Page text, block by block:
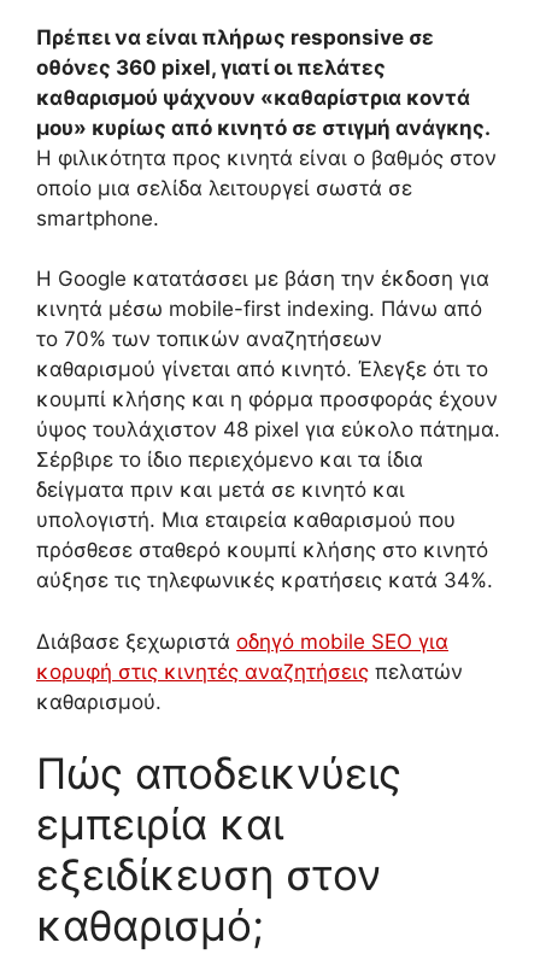
Πρέπει να είναι πλήρως responsive σε
οθόνες 360 pixel, γιατί οι πελάτες
καθαρισμού ψάχνουν «καθαρίστρια κοντά
μου» κυρίως από κινητό σε στιγμή ανάγκης.
Η φιλικότητα προς κινητά είναι ο βαθμός στον
οποίο μια σελίδα λειτουργεί σωστά σε
smartphone.
Η Google κατατάσσει με βάση την έκδοση για
κινητά μέσω mobile-first indexing. Πάνω από
το 70% των τοπικών αναζητήσεων
καθαρισμού γίνεται από κινητό. Έλεγξε ότι το
κουμπί κλήσης και η φόρμα προσφοράς έχουν
ύψος τουλάχιστον 48 pixel για εύκολο πάτημα.
Σέρβιρε το ίδιο περιεχόμενο και τα ίδια
δείγματα πριν και μετά σε κινητό και
υπολογιστή. Μια εταιρεία καθαρισμού που
πρόσθεσε σταθερό κουμπί κλήσης στο κινητό
αύξησε τις τηλεφωνικές κρατήσεις κατά 34%.
Διάβασε ξεχωριστά οδηγό mobile SEO για
κορυφή στις κινητές αναζητήσεις πελατών
καθαρισμού.
Πώς αποδεικνύεις
εμπειρία και
εξειδίκευση στον
καθαρισμό;